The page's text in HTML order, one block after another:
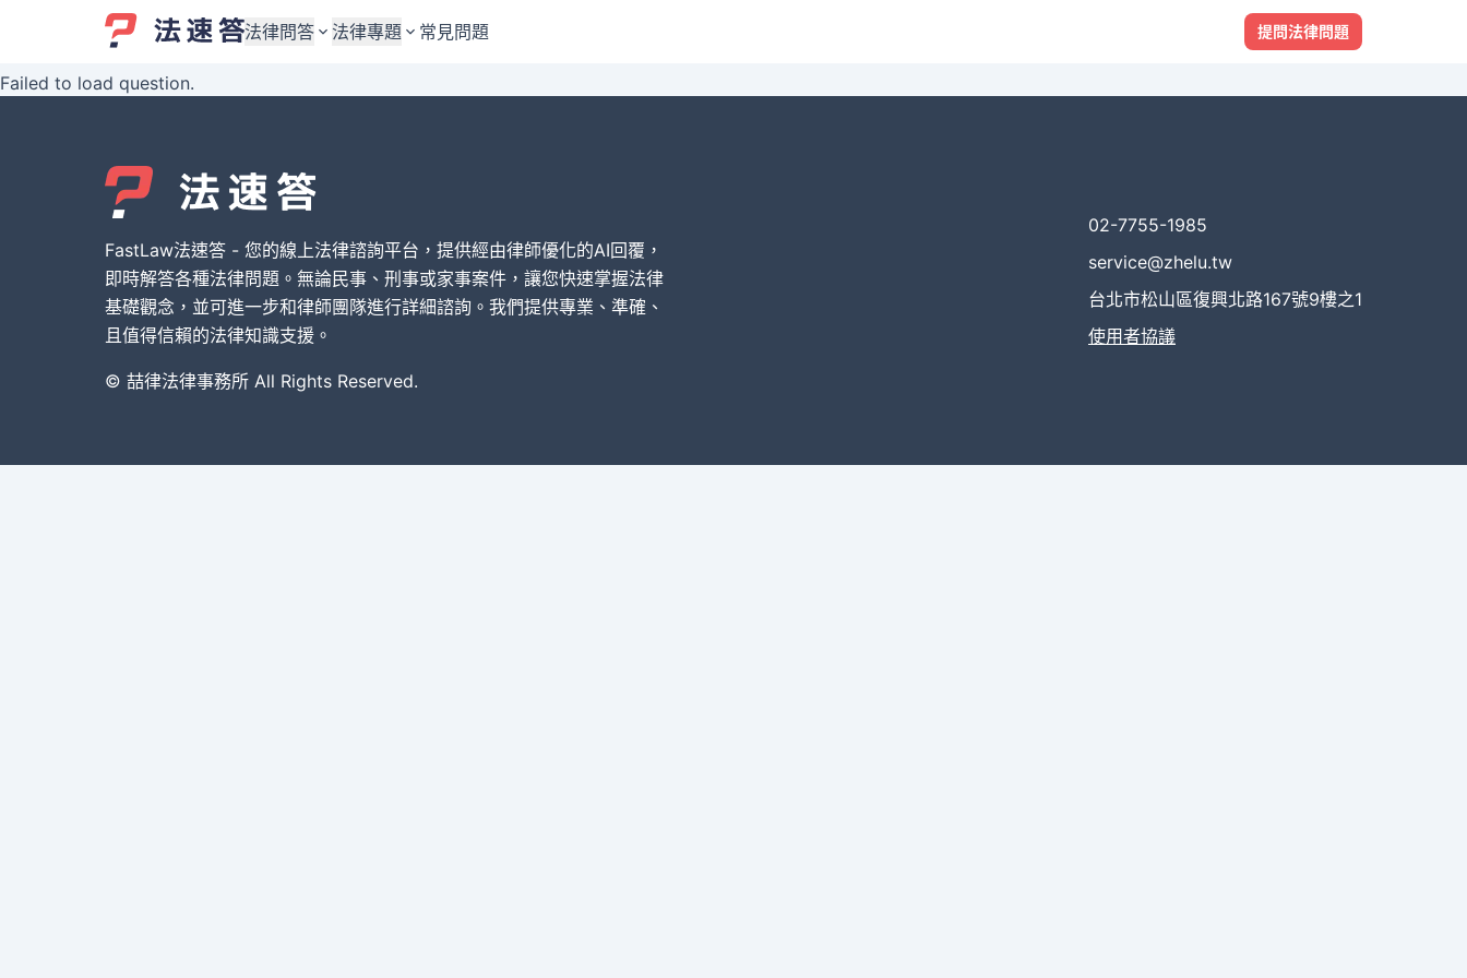
法律問答
婚姻與監護權
債務與債權
刑事犯罪案件
其他案件類型
法律專題
婚姻與監護權
債務與債權
刑事犯罪案件
其他案件類型
常見問題 提問法律問題
Failed to load question.
FastLaw法速答 - 您的線上法律諮詢平台，提供經由律師優化的AI回覆，
即時解答各種法律問題。無論民事、刑事或家事案件，讓您快速掌握法律
基礎觀念，並可進一步和律師團隊進行詳細諮詢。我們提供專業、準確、
且值得信賴的法律知識支援。
© 喆律法律事務所 All Rights Reserved.
02-7755-1985
service@zhelu.tw
台北市松山區復興北路167號9樓之1
使用者協議